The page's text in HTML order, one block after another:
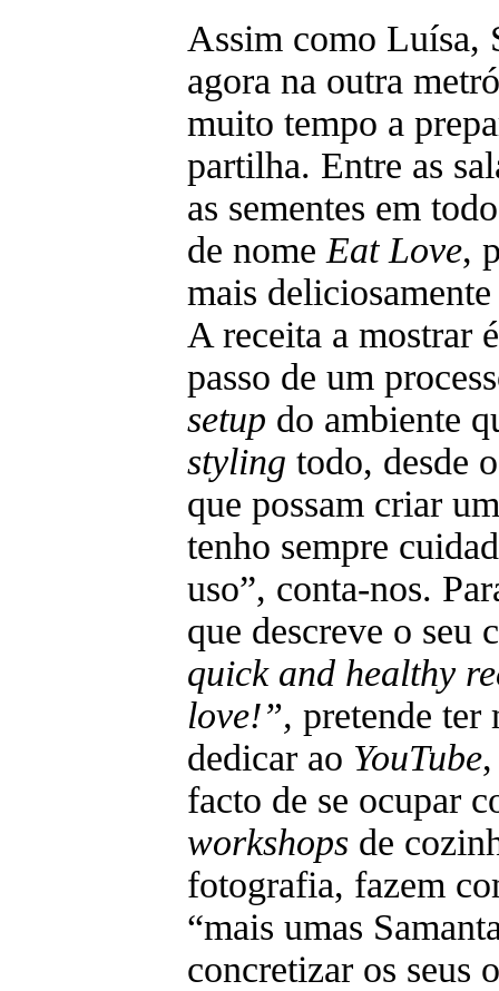
Assim como Luísa,
agora na outra
muito tempo a
partilha. Entre as
as sementes em
de nome Eat Love,
mais
A receita a mostrar
passo de um
setup do ambiente
styling todo, desde
que possam criar
tenho sempre
uso”, conta-nos.
que descreve o seu
quick and healthy
love!”, pretende ter
dedicar ao YouTube
facto de se ocupar
workshops de
fotografia, fazem
“mais umas
concretizar os seus